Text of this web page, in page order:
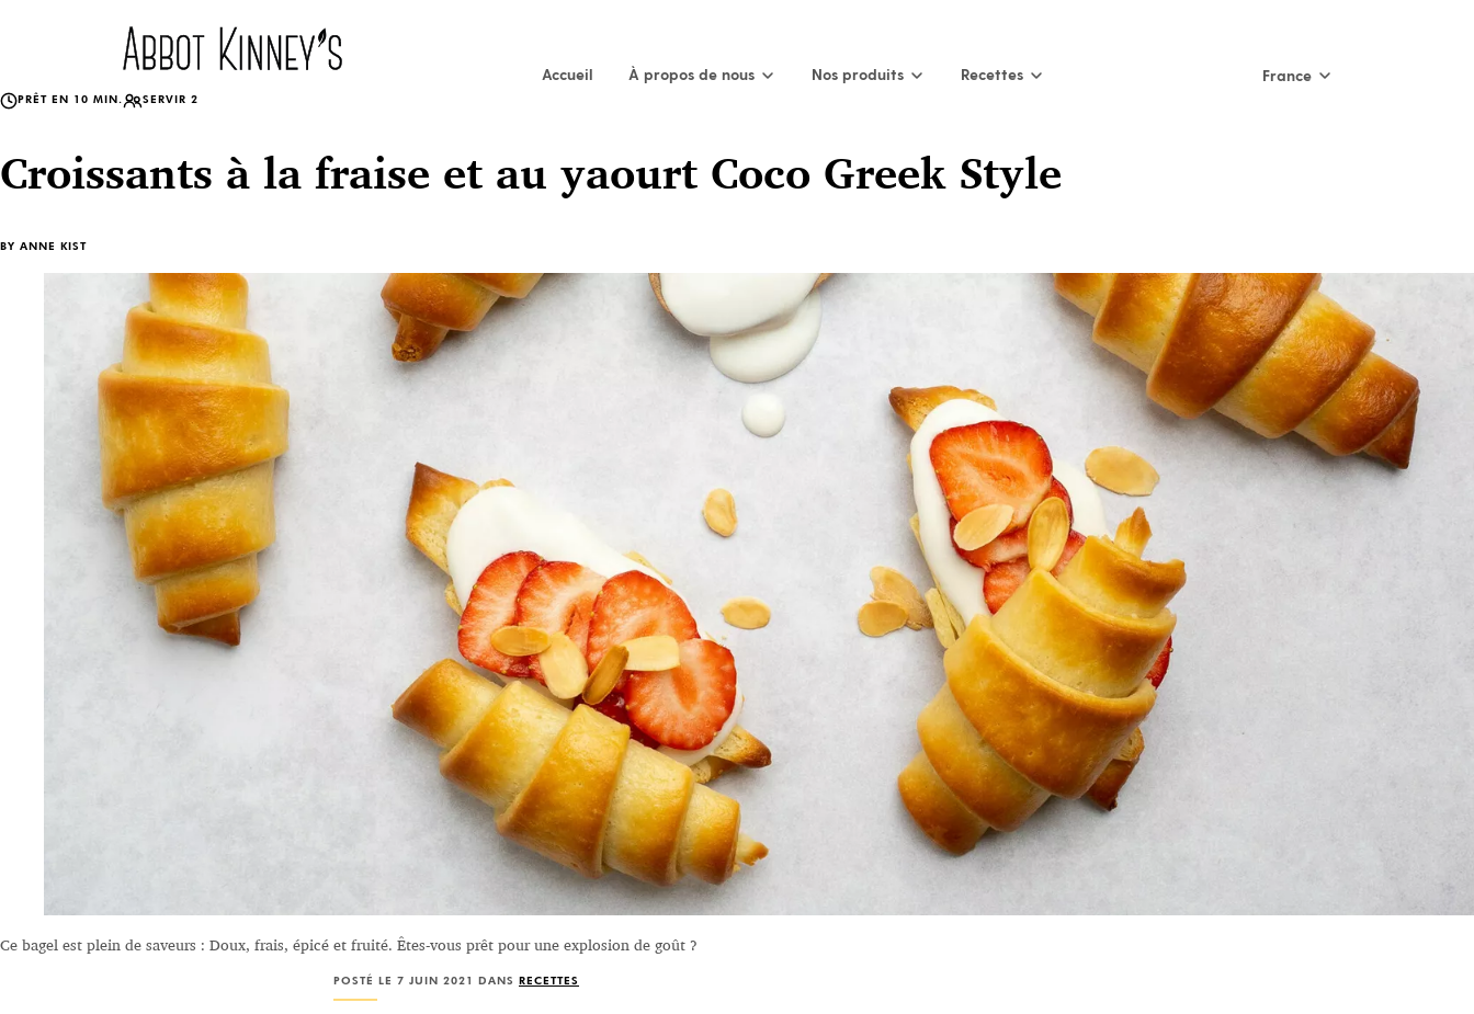
Accueil À propos de nous Nos produits Recettes
France
France
España
Italia
Accueil
Nos produits
Recettes
PRÊT EN 10 MIN. SERVIR 2
Croissants à la fraise et au yaourt Coco Greek Style
BY ANNE KIST
Ce bagel est plein de saveurs : Doux, frais, épicé et fruité. Êtes-vous prêt pour une explosion de goût ?
POSTÉ LE 7 JUIN 2021 DANS RECETTES